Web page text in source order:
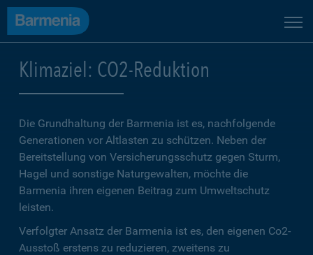
Klimaziel: CO2-Reduktion
Die Grundhaltung der Barmenia ist es, nachfolgende
Generationen vor Altlasten zu schützen. Neben der
Bereitstellung von Versicherungsschutz gegen Sturm,
Hagel und sonstige Naturgewalten, möchte die
Barmenia ihren eigenen Beitrag zum Umweltschutz
leisten.
Verfolgter Ansatz der Barmenia ist es, den eigenen Co2-
Ausstoß erstens zu reduzieren, zweitens zu